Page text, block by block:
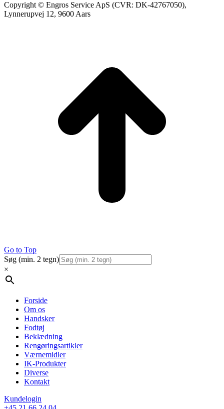
Copyright © Engros Service ApS (CVR: DK-42767050),
Lynnerupvej 12, 9600 Aars
Go to Top
Søg (min. 2 tegn)
×
Forside
Om os
Handsker
Fodtøj
Beklædning
Rengøringsartikler
Værnemidler
IK-Produkter
Diverse
Kontakt
Kundelogin